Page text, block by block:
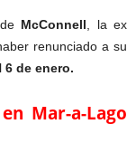
McConnell , la ex
renunciado a su
6 de enero.
Mar-a-Lago